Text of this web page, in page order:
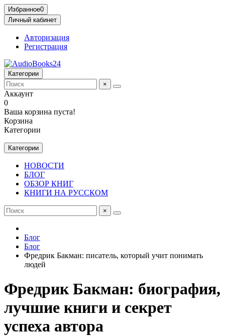
Избранное0
Личный кабинет
Авторизация
Регистрация
Категории
×
Аккаунт
0
Ваша корзина пуста!
Корзина
Категории
Категории
НОВОСТИ
БЛОГ
ОБЗОР КНИГ
КНИГИ НА РУССКОМ
×
Блог
Блог
Фредрик Бакман: писатель, который учит понимать
людей
Фредрик Бакман: биография,
лучшие книги и секрет
успеха автора